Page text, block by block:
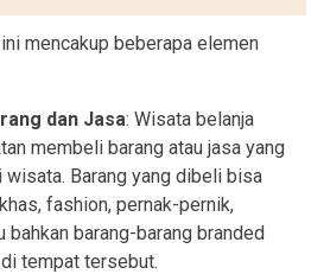
mencakup beberapa elemen
dan Jasa: Wisata belanja
membeli barang atau jasa yang
Barang yang dibeli bisa
fashion, pernak-pernik,
bahkan barang-barang branded
tempat tersebut.